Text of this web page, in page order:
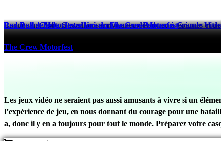
European Clubs Guardians arrive avec des joueurs épiques et
eFootball™ 521 days ago
Red Bull et Motorfest s’Unissent dans un Podcast à Grande
The Crew Motorfest
Red Bull défie la vitesse lors du The Crew Motorfest
The Crew Motorfest
Les jeux vidéo ne seraient pas aussi amusants à vivre si un
l’expérience de jeu, en nous donnant du courage pour une
a, donc il y en a toujours pour tout le monde. Préparez votre